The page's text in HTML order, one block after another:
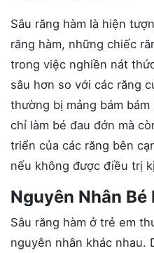
Sâu răng hàm là hiện
răng hàm, những chiếc
trong việc nghiền nát
sâu hơn so với các răng
thường bị mảng bám
chỉ làm bé đau đớn mà
triển của các răng bên
nếu không được điều trị
Nguyên Nhân Bé
Sâu răng hàm ở trẻ em
nguyên nhân khác nhau.